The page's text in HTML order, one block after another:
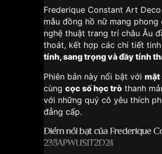
Frederique Constant Art
mẫu đồng hồ nữ mang phong
nghệ thuật trang trí châu Âu
thoát, kết hợp các chi tiết
tính, sang trọng và đầy tính
Phiên bản này nổi bật với mặt
cùng cọc số học trò thanh
với những quý cô yêu thích
đẳng cấp.
Điểm nổi bật của Frederique
235APWUS1T2D24